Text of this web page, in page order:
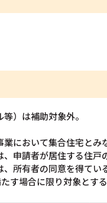
）は補助対象外。
において集合住宅とみ
申請者が居住する住戸
所有者の同意を得てい
す場合に限り対象とする